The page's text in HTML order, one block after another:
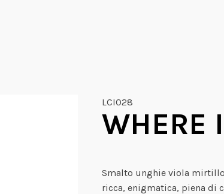
LCI028
WHERE
Smalto unghie viola
ricca, enigmatica, piena di